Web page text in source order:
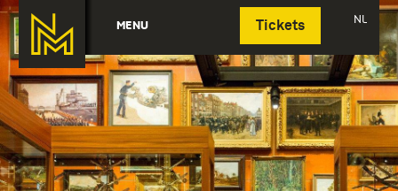
MENU Tickets NL
Deutsch